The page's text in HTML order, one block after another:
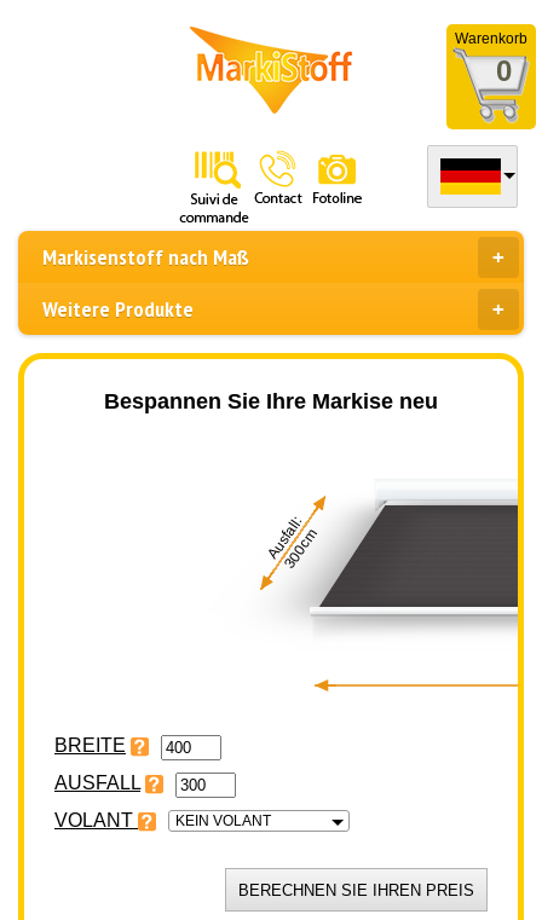
Warenkorb
0
Markisenstoff nach Maß
Weitere Produkte
Bespannen Sie Ihre Markise neu
Ausfall:
300cm
BREITE
VOLANT KEIN VOLANT